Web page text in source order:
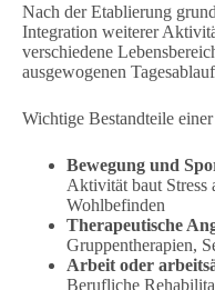
Nach der Etablierung
Integration weiterer
verschiedene
ausgewogenen
Wichtige Bestandteile
Bewegung und
Aktivität baut Stress
Wohlbefinden
Therapeutische
Gruppentherapien,
Arbeit oder
Berufliche